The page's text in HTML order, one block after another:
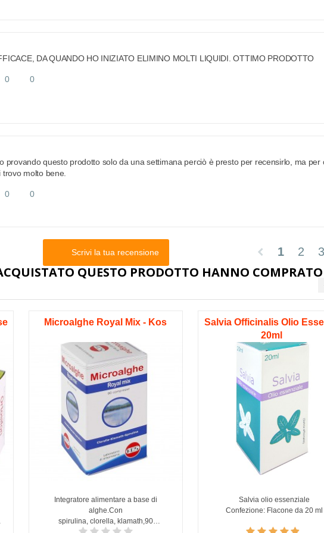
DA QUANDO HO INIZIATO ELIMINO MOLTI LIQUIDI. OTTIMO PRODOTTO
0 0
provando questo prodotto solo da una settimana perciò è presto per recensirlo, ma per
trovo molto bene.
0 0
chevron_left 1 2 3
Scrivi la tua recensione
QUESTO PRODOTTO HANNO COMPRATO
Microalghe Royal Mix - Kos
Integratore alimentare a base di
alghe.Con
spirulina, clorella, klamath,90
Salvia Officinalis Olio
20ml
Salvia olio essenziale
Confezione: Flacone da 20 ml